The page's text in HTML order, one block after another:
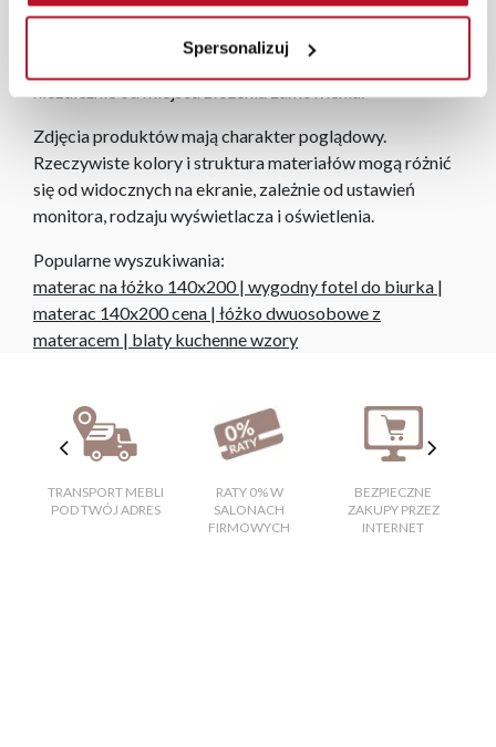
Spersonalizuj
zamówień internetowych czas dostawy wynosi do 5 dni
roboczych, również na terenie całego kraju. Wszystkie
Zdjęcia produktów mają charakter poglądowy.
Rzeczywiste kolory i struktura materiałów mogą różnić
się od widocznych na ekranie, zależnie od ustawień
monitora, rodzaju wyświetlacza i oświetlenia.
Popularne wyszukiwania:
materac na łóżko 140x200| wygodny fotel do biurka |
materac 140x200 cena | łóżko dwuosobowe z
materacem | blaty kuchenne wzory
TRANSPORT MEBLI
POD TWÓJ ADRES
RATY 0% W
SALONACH
FIRMOWYCH
BEZPIECZNE
ZAKUPY PRZEZ
INTERNET